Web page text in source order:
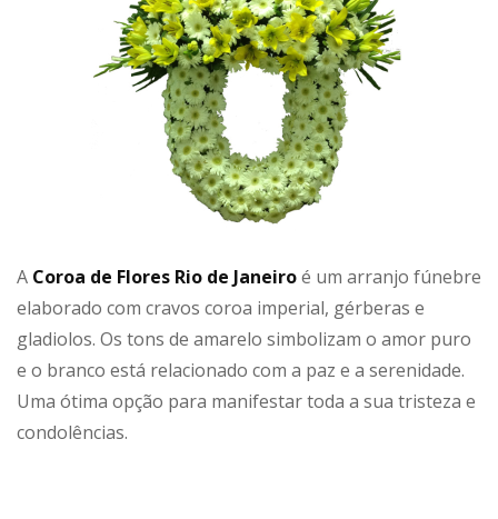
A Coroa de Flores Rio de Janeiroé um arranjo fúnebre
elaborado com cravos coroa imperial, gérberas e
gladiolos. Os tons de amarelo simbolizam o amor puro
e o branco está relacionado com a paz e a serenidade.
Uma ótima opção para manifestar toda a sua tristeza e
condolências.